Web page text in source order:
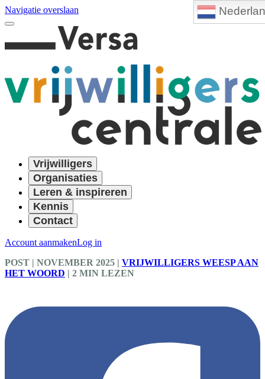
Navigatie overslaan
Vrijwilligers
Organisaties
Leren & inspireren
Kennis
Contact
Account aanmakenLog in
POST | NOVEMBER 2025 | VRIJWILLIGERS WEESP AAN
HET WOORD | 2 MIN LEZEN